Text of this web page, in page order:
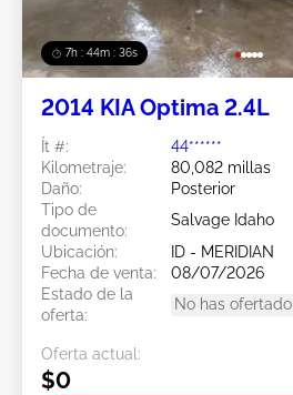
7h : 44m : 34s
2014 KIA Optima 2.4L
Ít #:
44******
Kilometraje:
80,082 millas
Daño:
Posterior
Tipo de
documento:
Salvage Idaho
Ubicación:
ID - MERIDIAN
Fecha de venta:
08/07/2026
Estado de la
oferta:
No has ofertado
Oferta actual:
$0